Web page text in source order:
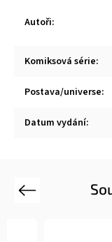
Autoři:
Komiksová série:
Postava/universe:
Datum vydání:
Previous